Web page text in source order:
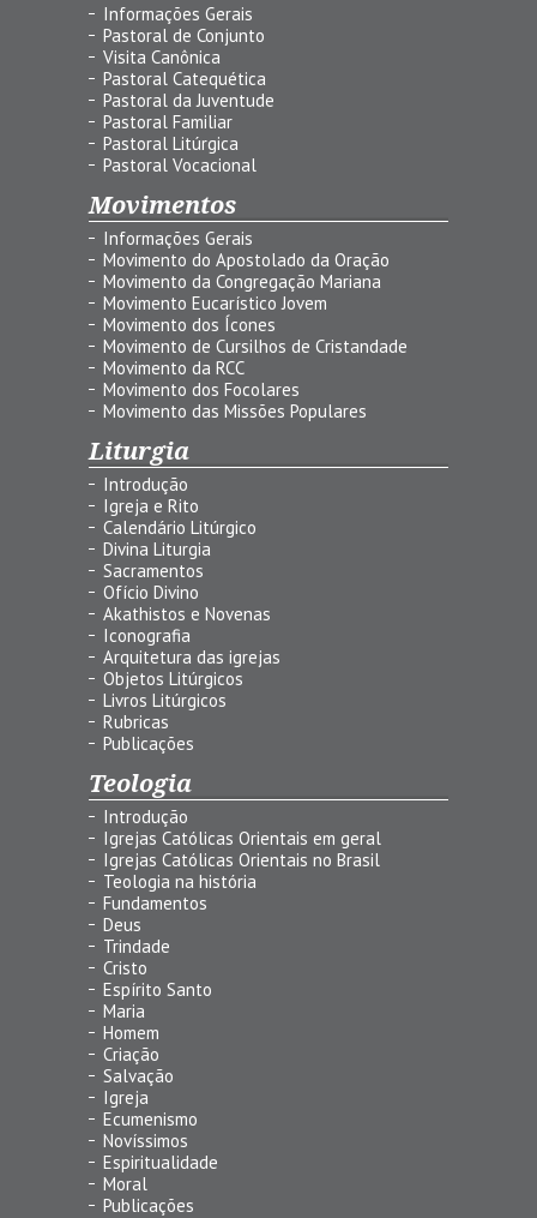
Informações Gerais
Pastoral de Conjunto
Visita Canônica
Pastoral Catequética
Pastoral da Juventude
Pastoral Familiar
Pastoral Litúrgica
Pastoral Vocacional
Movimentos
Informações Gerais
Movimento do Apostolado da Oração
Movimento da Congregação Mariana
Movimento Eucarístico Jovem
Movimento dos Ícones
Movimento de Cursilhos de Cristandade
Movimento da RCC
Movimento dos Focolares
Movimento das Missões Populares
Liturgia
Introdução
Igreja e Rito
Calendário Litúrgico
Divina Liturgia
Sacramentos
Ofício Divino
Akathistos e Novenas
Iconografia
Arquitetura das igrejas
Objetos Litúrgicos
Livros Litúrgicos
Rubricas
Publicações
Teologia
Introdução
Igrejas Católicas Orientais em geral
Igrejas Católicas Orientais no Brasil
Teologia na história
Fundamentos
Deus
Trindade
Cristo
Espírito Santo
Maria
Homem
Criação
Salvação
Igreja
Ecumenismo
Novíssimos
Espiritualidade
Moral
Publicações